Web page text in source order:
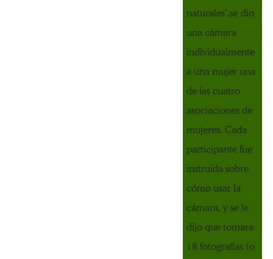
naturales’,se dio
una cámara
individualmente
a una mujer una
de las cuatro
asociaciones de
mujeres. Cada
participante fue
instruida sobre
cómo usar la
cámara, y se le
dijo que tomara
18 fotografías (o